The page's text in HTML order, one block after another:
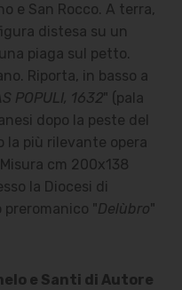
e San Rocco. A terra,
distesa su un
piaga sul petto.
Riporta, in basso a
POPULI, 1632" (pala
dopo la peste del
la più rilevante opera
cm 200x138
la Diocesi di
preromanico "Delùbro"
e Santi di Autore